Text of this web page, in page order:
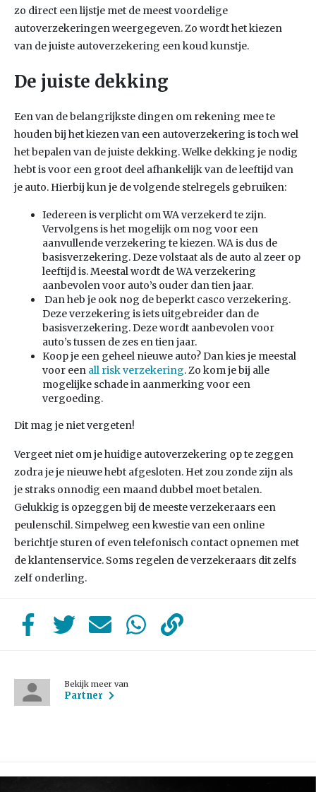
zo direct een lijstje met de meest voordelige
autoverzekeringen weergegeven. Zo wordt het kiezen
van de juiste autoverzekering een koud kunstje.
De juiste dekking
Een van de belangrijkste dingen om rekening mee te
houden bij het kiezen van een autoverzekering is toch wel
het bepalen van de juiste dekking. Welke dekking je nodig
hebt is voor een groot deel afhankelijk van de leeftijd van
je auto. Hierbij kun je de volgende stelregels gebruiken:
Iedereen is verplicht om WA verzekerd te zijn.
Vervolgens is het mogelijk om nog voor een
aanvullende verzekering te kiezen. WA is dus de
basisverzekering. Deze volstaat als de auto al zeer op
leeftijd is. Meestal wordt de WA verzekering
aanbevolen voor auto’s ouder dan tien jaar.
Dan heb je ook nog de beperkt casco verzekering.
Deze verzekering is iets uitgebreider dan de
basisverzekering. Deze wordt aanbevolen voor
auto’s tussen de zes en tien jaar.
Koop je een geheel nieuwe auto? Dan kies je meestal
voor een all risk verzekering. Zo kom je bij alle
mogelijke schade in aanmerking voor een
vergoeding.
Dit mag je niet vergeten!
Vergeet niet om je huidige autoverzekering op te zeggen
zodra je je nieuwe hebt afgesloten. Het zou zonde zijn als
je straks onnodig een maand dubbel moet betalen.
Gelukkig is opzeggen bij de meeste verzekeraars een
peulenschil. Simpelweg een kwestie van een online
berichtje sturen of even telefonisch contact opnemen met
de klantenservice. Soms regelen de verzekeraars dit zelfs
zelf onderling.
Bekijk meer van
Partner